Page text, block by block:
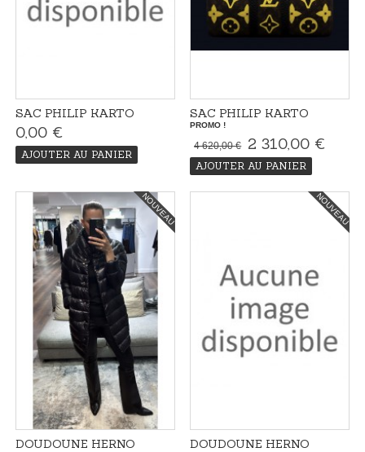
SAC PHILIP KARTO
0,00 €
AJOUTER AU PANIER
SAC PHILIP KARTO
PROMO !
4 620,00 € 2 310,00 €
AJOUTER AU PANIER
NOUVEAU
DOUDOUNE HERNO
NOUVEAU
DOUDOUNE HERNO